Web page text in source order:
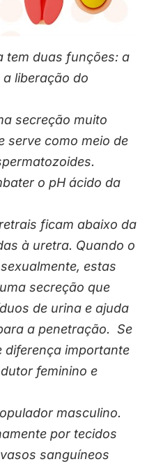
tem duas funções: a
liberação do
secreção muito
serve como meio de
o pH ácido da
ficam abaixo da
à uretra. Quando o
estas
secreção que
de urina e ajuda
a penetração. Se
diferença importante
feminino e
masculino.
por tecidos
sanguíneos